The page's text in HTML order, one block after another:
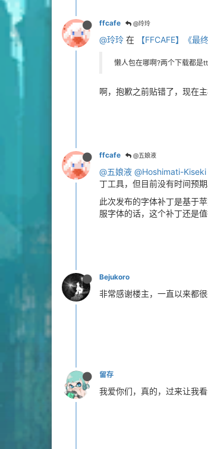
ffcafe @玲玲
@玲玲 在 【FFCAFE】《最
懒人包在哪啊?两个下载都是
啊，抱歉之前贴错了，现在
ffcafe @五娘液
@五娘液 @Hoshimati-Kiseki
丁工具，但目前没有时间预期
此次发布的字体补丁是基于
服字体的话，这个补丁还是值
Bejukoro
非常感谢楼主，一直以来都
留存
我爱你们，真的，过来让我